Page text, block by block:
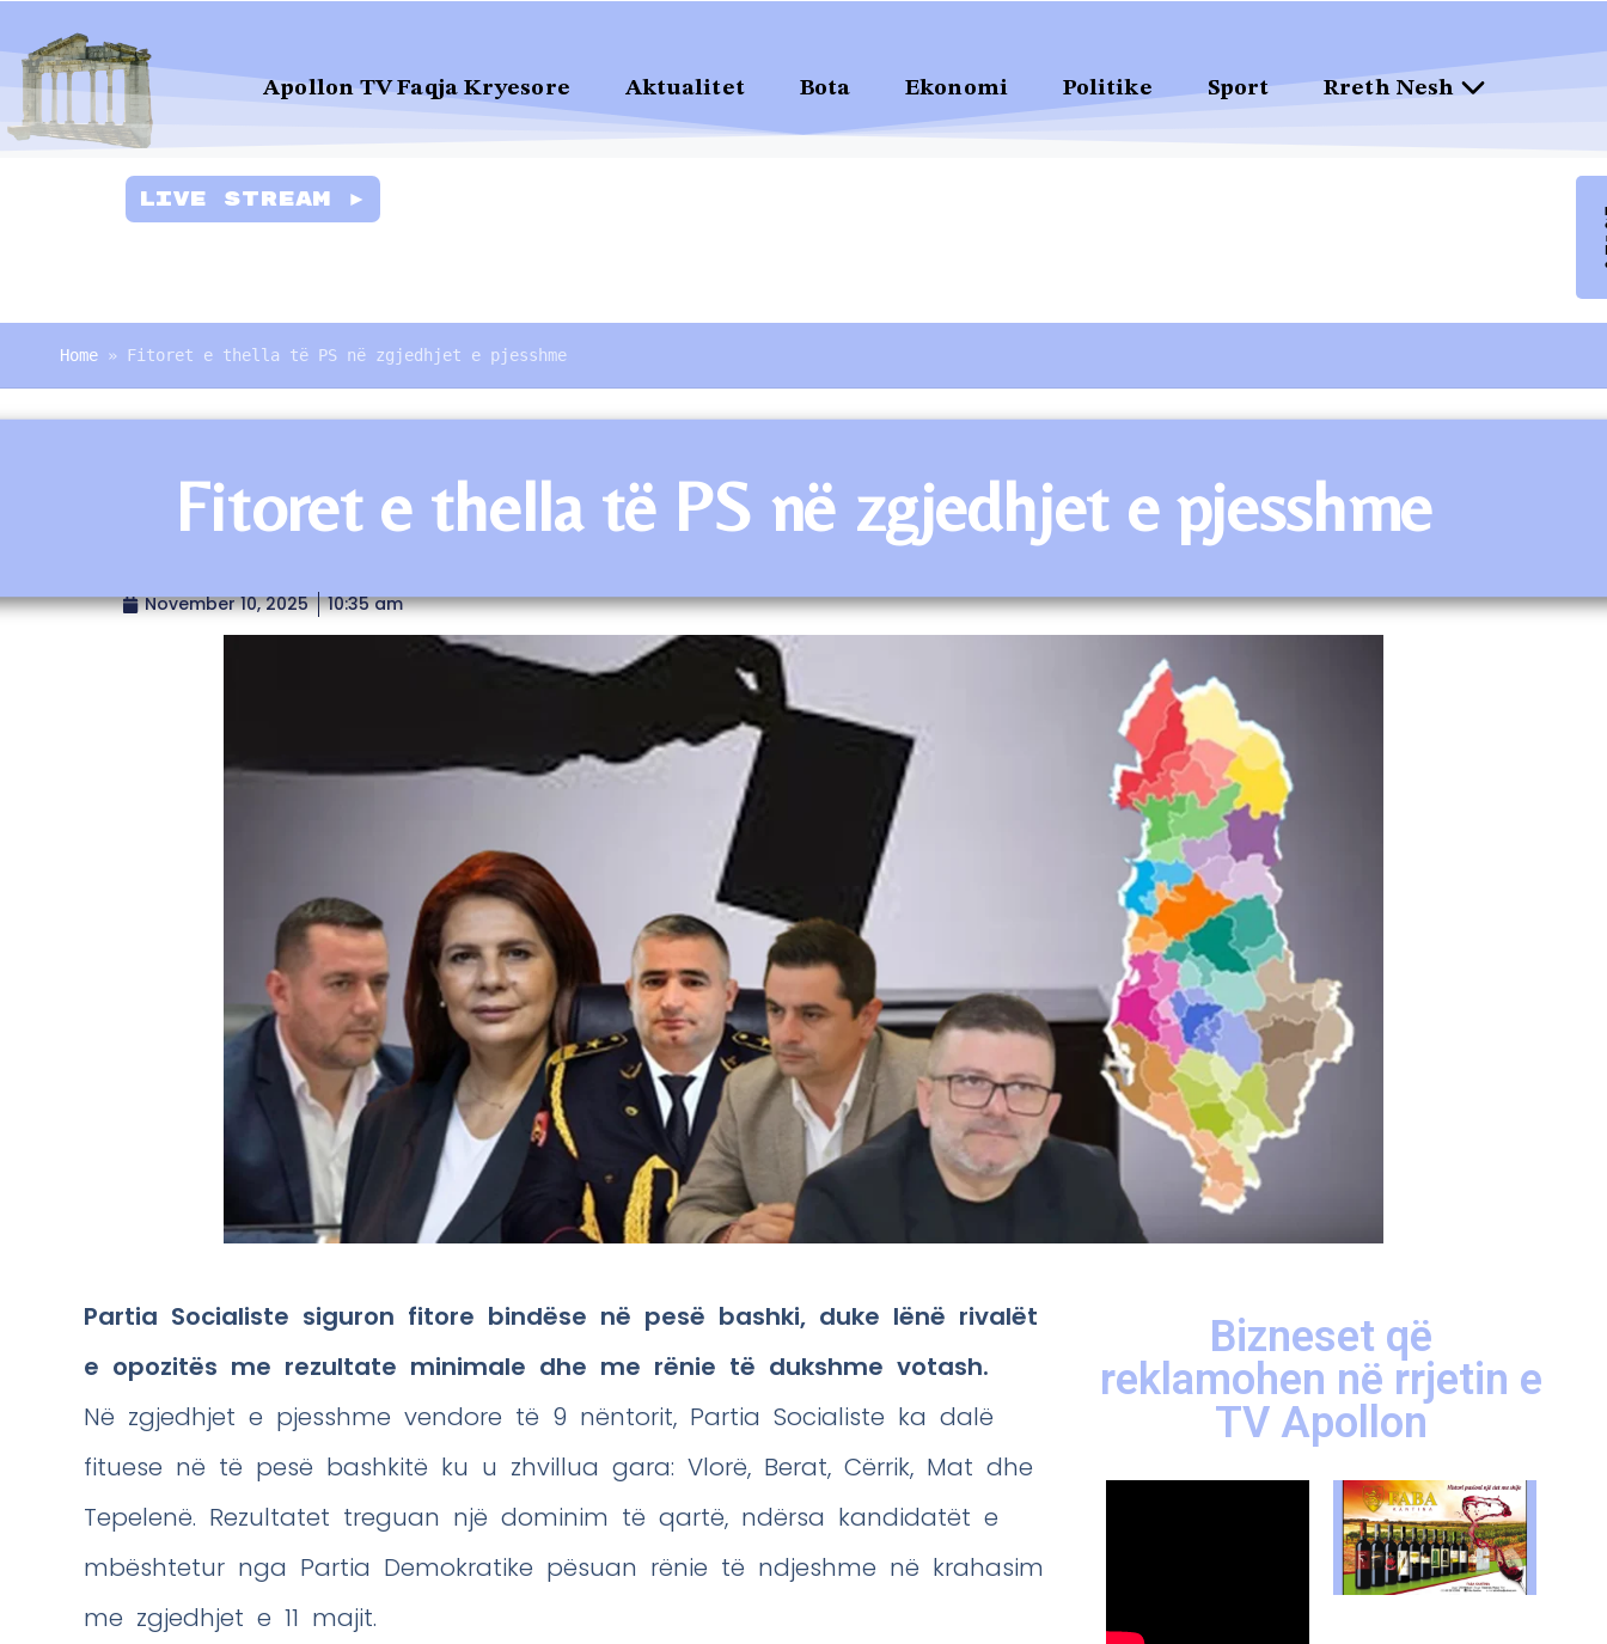
Apollon TV Faqja Kryesore Aktualitet Bota Ekonomi Politike Sport Rreth Nesh
Live Stream ►
Home » Fitoret e thella të PS në zgjedhjet e pjesshme
Fitoret e thella të PS në zgjedhjet e pjesshme
November 10, 2025 10:35 am
Partia Socialiste siguron fitore bindëse në pesë bashki, duke lënë rivalët
e opozitës me rezultate minimale dhe me rënie të dukshme votash.
Në zgjedhjet e pjesshme vendore të 9 nëntorit, Partia Socialiste ka dalë
fituese në të pesë bashkitë ku u zhvillua gara: Vlorë, Berat, Cërrik, Mat dhe
Tepelenë. Rezultatet treguan një dominim të qartë, ndërsa kandidatët e
mbështetur nga Partia Demokratike pësuan rënie të ndjeshme në krahasim
me zgjedhjet e 11 majit.
Bizneset që
reklamohen në rrjetin e
TV Apollon